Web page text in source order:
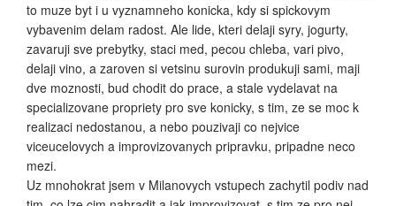
to muze byt i u vyznamneho konicka, kdy si spickovym
vybavenim delam radost. Ale lide, kteri delaji syry, jogurty,
zavaruji sve prebytky, staci med, pecou chleba, vari pivo,
delaji vino, a zaroven si vetsinu surovin produkuji sami, maji
dve moznosti, bud chodit do prace, a stale vydelavat na
specializovane propriety pro sve konicky, s tim, ze se moc k
realizaci nedostanou, a nebo pouzivaji co nejvice
viceucelovych a improvizovanych pripravku, pripadne neco
mezi.
Uz mnohokrat jsem v Milanovych vstupech zachytil podiv nad